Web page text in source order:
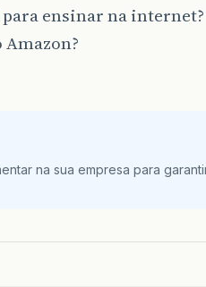
ensinar na internet?
na sua empresa para